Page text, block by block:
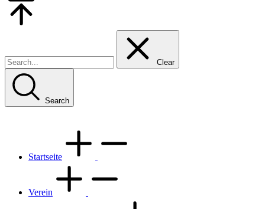
Clear
Search
Startseite
Verein